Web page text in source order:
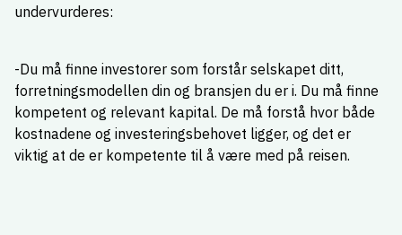
undervurderes:
-Du må finne investorer som forstår selskapet ditt,
forretningsmodellen din og bransjen du er i. Du må finne
kompetent og relevant kapital. De må forstå hvor både
kostnadene og investeringsbehovet ligger, og det er
viktig at de er kompetente til å være med på reisen.